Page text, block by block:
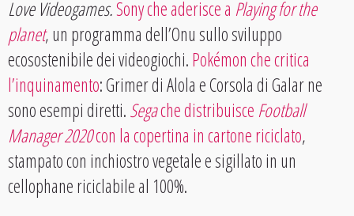
Love Videogames.Sony che aderisce a Playing for the
planet, un programma dell’Onu sullo sviluppo
ecosostenibile dei videogiochi.Pokémon che critica
l’inquinamento: Grimer di Alola e Corsola di Galar ne
sono esempi diretti.Segache distribuisce Football
Manager 2020con la copertina in cartone riciclato,
stampato con inchiostro vegetale e sigillato in un
cellophane riciclabile al 100%.